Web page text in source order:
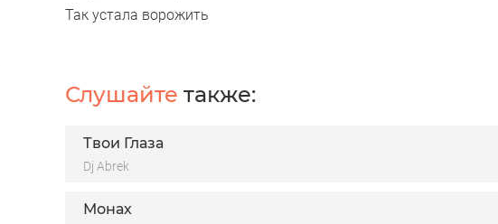
Так устала ворожить
Слушайте также:
Твои Глаза
Dj Abrek
Монах